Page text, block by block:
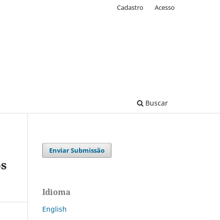
Buscar
Cadastro Acesso
Enviar Submissão
Idioma
English